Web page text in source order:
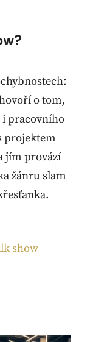
o tom,
i pracovního
projektem
jím provází
žánru slam
show